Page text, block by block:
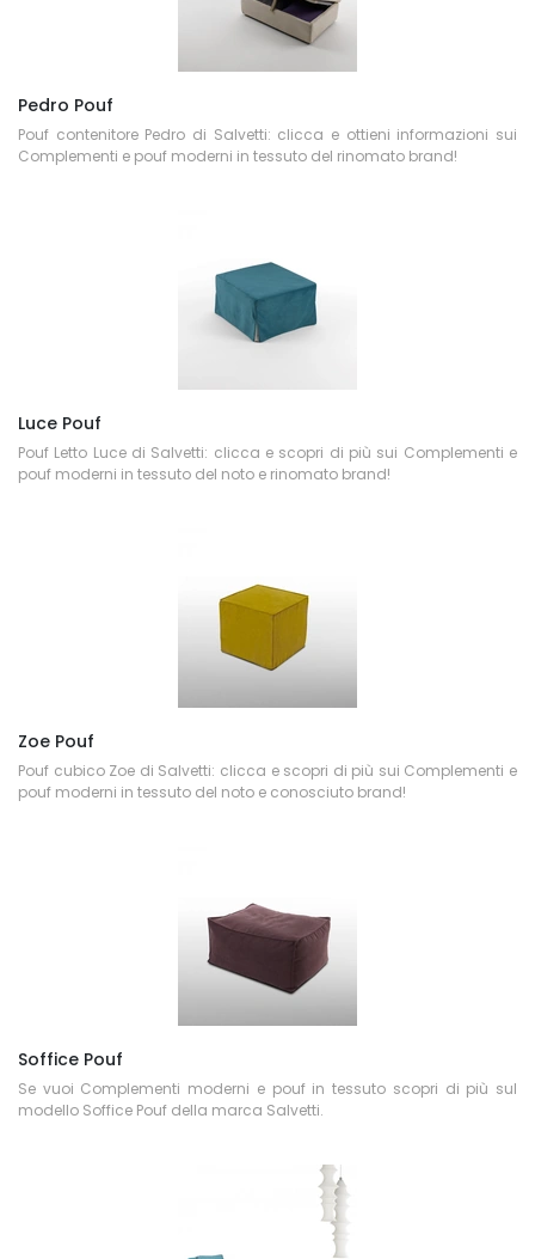
Pedro Pouf
Pouf contenitore Pedro di Salvetti: clicca e ottieni informazioni sui
Complementi e pouf moderni in tessuto del rinomato brand!
Luce Pouf
Pouf Letto Luce di Salvetti: clicca e scopri di più sui Complementi e
pouf moderni in tessuto del noto e rinomato brand!
Zoe Pouf
Pouf cubico Zoe di Salvetti: clicca e scopri di più sui Complementi e
pouf moderni in tessuto del noto e conosciuto brand!
Soffice Pouf
Se vuoi Complementi moderni e pouf in tessuto scopri di più sul
modello Soffice Pouf della marca Salvetti.